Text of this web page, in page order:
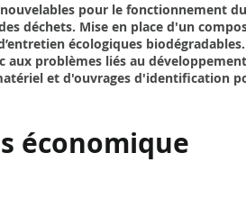
pour le fonctionnement
déchets. Mise en place d'un
écologiques biodégradables.
aux problèmes liés au
et d'ouvrages d'identification
économique